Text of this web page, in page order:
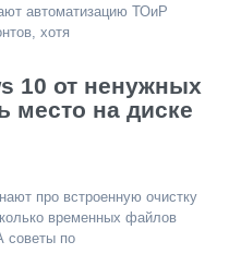
автоматизацию ТОиР
хотя
10 от ненужных
место на диске
про встроенную очистку
временных файлов
советы по